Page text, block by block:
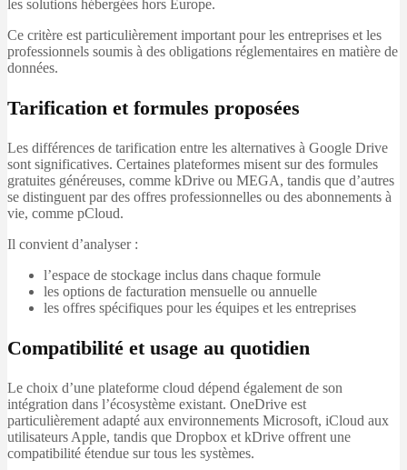
les solutions hébergées hors Europe.
Ce critère est particulièrement important pour les entreprises et les
professionnels soumis à des obligations réglementaires en matière de
données.
Tarification et formules proposées
Les différences de tarification entre les alternatives à Google Drive
sont significatives. Certaines plateformes misent sur des formules
gratuites généreuses, comme kDrive ou MEGA, tandis que d’autres
se distinguent par des offres professionnelles ou des abonnements à
vie, comme pCloud.
Il convient d’analyser :
l’espace de stockage inclus dans chaque formule
les options de facturation mensuelle ou annuelle
les offres spécifiques pour les équipes et les entreprises
Compatibilité et usage au quotidien
Le choix d’une plateforme cloud dépend également de son
intégration dans l’écosystème existant. OneDrive est
particulièrement adapté aux environnements Microsoft, iCloud aux
utilisateurs Apple, tandis que Dropbox et kDrive offrent une
compatibilité étendue sur tous les systèmes.